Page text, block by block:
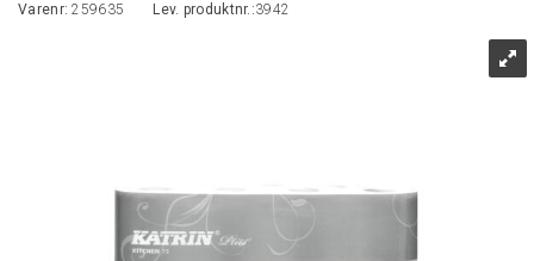
Varenr:259635 Lev. produktnr.:3942